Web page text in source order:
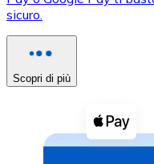
XRP
Vedi tutto
Buoni cripto
Acquista
sicuro.
Scopri di più